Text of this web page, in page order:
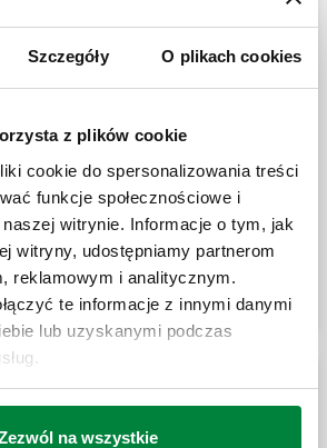
Szczegóły O plikach cookies
z plików cookie
cookie do spersonalizowania treści
funkcje społecznościowe i
witrynie. Informacje o tym, jak
witryny, udostępniamy partnerom
reklamowym i analitycznym.
te informacje z innymi danymi
lub uzyskanymi podczas
na wszystkie
termoelektryczny z ręcznym
i wskaźnikiem pozycji otwarcia
termoelektryczny
pomocniczym.
termoelektryczny.
do podłączania głowic
z zaworami z serii 338,
401, 402, 425, 426, 421, 422, 455, 456.
Rozwiń
z przyłączem wciskowym